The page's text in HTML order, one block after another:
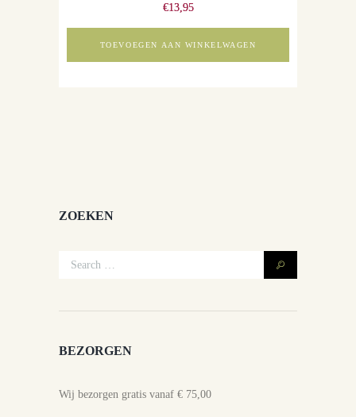
€13,95
TOEVOEGEN AAN WINKELWAGEN
ZOEKEN
BEZORGEN
Wij bezorgen gratis vanaf € 75,00